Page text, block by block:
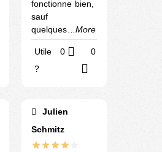
fonctionne bien,
sauf
quelques...More
Utile
?
0 0
Julien
Schmitz